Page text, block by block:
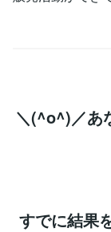
＼(^o^)／あ
すでに結果